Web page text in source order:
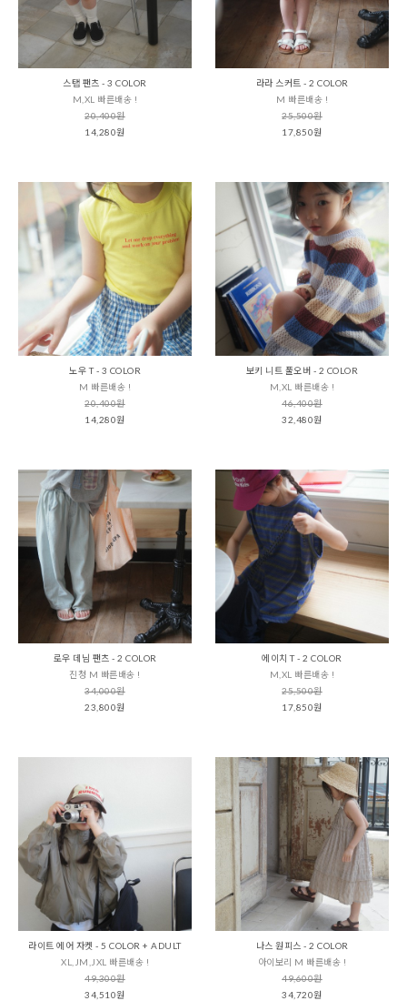
스탭 팬츠 - 3 COLOR
M,XL 빠른배송 !
20,400원
14,280원
라라 스커트 - 2 COLOR
M 빠른배송 !
25,500원
17,850원
노우 T - 3 COLOR
M 빠른배송 !
20,400원
14,280원
보키 니트 풀오버 - 2 COLOR
M,XL 빠른배송 !
46,400원
32,480원
로우 데님 팬츠 - 2 COLOR
진청 M 빠른배송 !
34,000원
23,800원
에이치 T - 2 COLOR
M,XL 빠른배송 !
25,500원
17,850원
라이트 에어 자켓 - 5 COLOR + ADULT
XL,JM,JXL 빠른배송 !
49,300원
34,510원
나스 원피스 - 2 COLOR
아이보리 M 빠른배송 !
49,600원
34,720원